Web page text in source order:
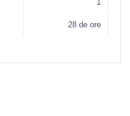
1
28 de ore